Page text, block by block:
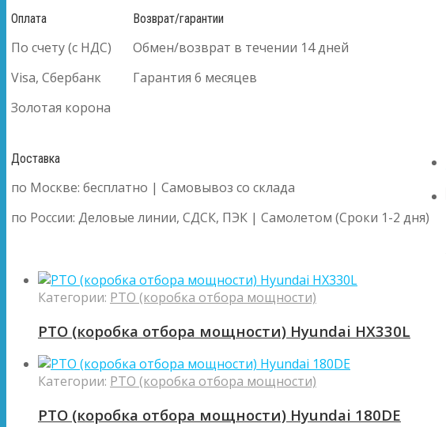
Оплата
По счету (с НДС)
Visa, Сбербанк
Золотая корона
Возврат/гарантии
Обмен/возврат в течении 14 дней
Гарантия 6 месяцев
Доставка
по Москве: бесплатно | Самовывоз со склада
по России: Деловые линии, СДСК, ПЭК | Самолетом (Сроки 1-2 дня)
Категории: PTO (коробка отбора мощности)
PTO (коробка отбора мощности) Hyundai HX330L
Категории: PTO (коробка отбора мощности)
PTO (коробка отбора мощности) Hyundai 180DE